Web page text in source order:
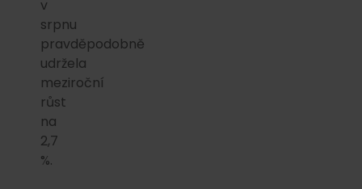
v
srpnu
pravděpodobně
udržela
meziroční
růst
na
2,7
%.